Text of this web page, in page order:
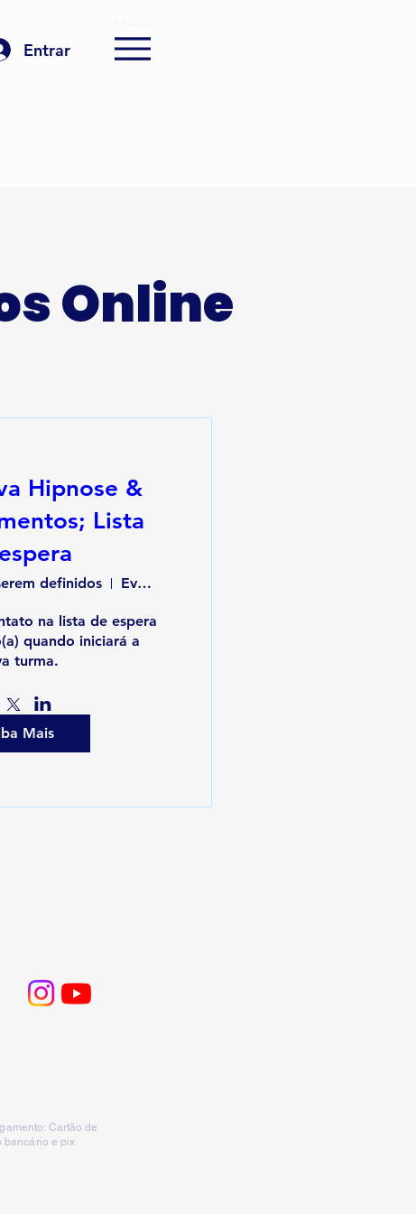
Entrar
Online
Hipnose &
Lista
definidos Evento Online
na lista de espera
quando iniciará a
turma.
Mais
Cartão de
bancário e pix